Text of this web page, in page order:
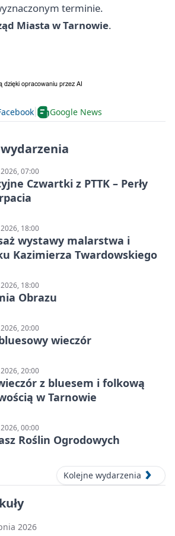
terminie.
Miasta w Tarnowie.
Google News
07:00
Czwartki z PTTK – Perły
18:00
wystawy malarstwa i
Kazimierza Twardowskiego
18:00
Obrazu
20:00
wieczór
20:00
z bluesem i folkową
w Tarnowie
00:00
Roślin Ogrodowych
Kolejne wydarzenia
2026